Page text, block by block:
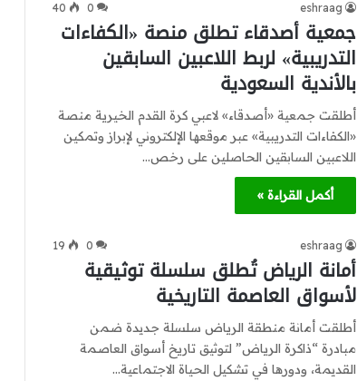
eshraag
0
40
جمعية أصدقاء تطلق منصة «الكفاءات
التدريبية» لربط اللاعبين السابقين
بالأندية السعودية
أطلقت جمعية «أصدقاء» لاعبي كرة القدم الخيرية منصة
«الكفاءات التدريبية» عبر موقعها الإلكتروني لإبراز وتمكين
اللاعبين السابقين الحاصلين على رخص…
أكمل القراءة »
eshraag
0
19
أمانة الرياض تُطلق سلسلة توثيقية
لأسواق العاصمة التاريخية
أطلقت أمانة منطقة الرياض سلسلة جديدة ضمن
مبادرة “ذاكرة الرياض” لتوثيق تاريخ أسواق العاصمة
القديمة، ودورها في تشكيل الحياة الاجتماعية…